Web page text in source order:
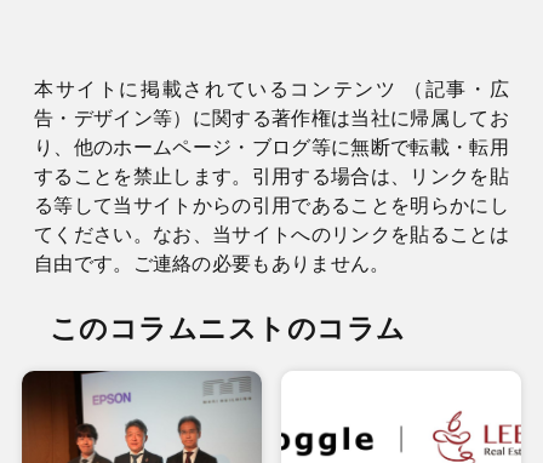
本サイトに掲載されているコンテンツ （記事・広
告・デザイン等）に関する著作権は当社に帰属してお
り、他のホームページ・ブログ等に無断で転載・転用
することを禁止します。引用する場合は、リンクを貼
る等して当サイトからの引用であることを明らかにし
てください。なお、当サイトへのリンクを貼ることは
自由です。ご連絡の必要もありません。
このコラムニストのコラム